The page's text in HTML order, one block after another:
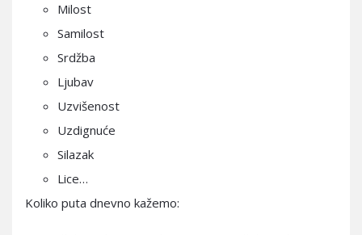
Milost
Samilost
Srdžba
Ljubav
Uzvišenost
Uzdignuće
Silazak
Lice…
Koliko puta dnevno kažemo: